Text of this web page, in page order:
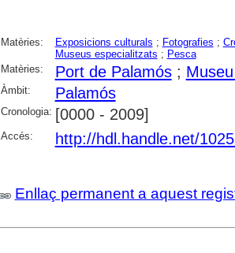
Matèries: Exposicions culturals ; Fotografies ;
Museus especialitzats ; Pesca
Matèries:
Port de Palamós;
Àmbit: Palamós
Cronologia: [0000 - 2009]
Accés: http://hdl.handle.net/
Enllaç permanent a aquest